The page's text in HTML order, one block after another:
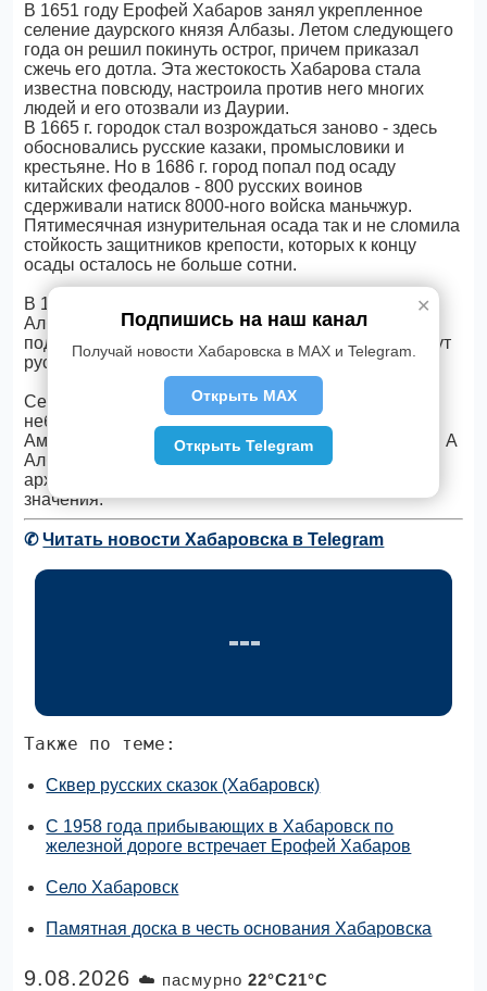
В 1651 году Ерофей Хабаров занял укрепленное
селение даурского князя Албазы. Летом следующего
года он решил покинуть острог, причем приказал
сжечь его дотла. Эта жестокость Хабарова стала
известна повсюду, настроила против него многих
людей и его отозвали из Даурии.
В 1665 г. городок стал возрождаться заново - здесь
обосновались русские казаки, промысловики и
крестьяне. Но в 1686 г. город попал под осаду
китайских феодалов - 800 русских воинов
сдерживали натиск 8000-ного войска маньчжур.
Пятимесячная изнурительная осада так и не сломила
стойкость защитников крепости, которых к концу
осады осталось не больше сотни.
В 1689 г. по условиям Нерчинского договора
Албазин, оказавшийся на китайской территории,
подлежал «разорению до основания» и был покинут
русскими.
Сегодня близ бывшей крепости располагается
небольшое село Албазино (Сковородинский
Амурской области) с населением в ок. 400 жителей. А
Албазинский острог признан историко-
археологическим памятником федерального
значения.
✆Читать новости Хабаровска в Telegram
Также по теме:
Сквер русских сказок (Хабаровск)
С 1958 года прибывающих в Хабаровск по
железной дороге встречает Ерофей Хабаров
Село Хабаровск
Памятная доска в честь основания Хабаровска
✕
Подпишись на наш канал
Получай новости Хабаровска в MAX и Telegram.
Открыть MAX
Открыть Telegram
9.08.2026 ☁️ пасмурно22°C21°C